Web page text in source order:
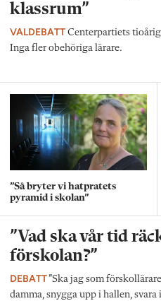
klassrum”
VALDEBATT Centerpartiets
Inga fler obehöriga lärare.
”Så bryter vi hatpratets
pyramid i skolan”
”Vad ska vår tid
förskolan?”
DEBATT”Ska jag som
damma, snygga upp i hallen, svara